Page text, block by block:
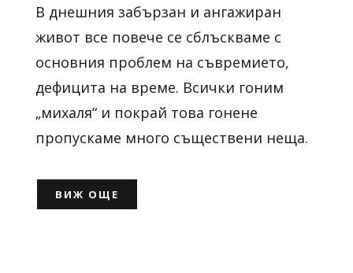
В днешния забързан и ангажиран
живот все повече се сблъскваме с
основния проблем на съвремието,
дефицита на време. Всички гоним
„михаля“ и покрай това гонене
пропускаме много съществени неща.
ВИЖ ОЩЕ